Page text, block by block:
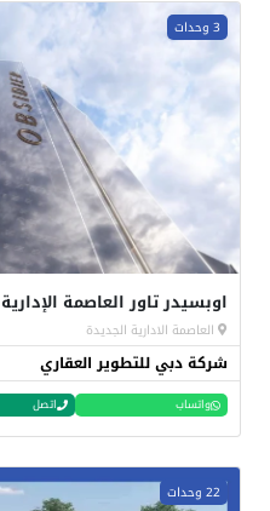
3 وحدات
اوبسيدر تاور العاصمة الإدارية Obsidier Tower New Capital
العاصمة الادارية الجديدة
شركة دبي للتطوير العقاري
واتساب اتصل
22 وحدات